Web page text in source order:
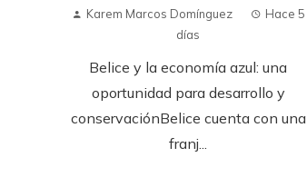
Karem Marcos Domínguez
Hace 5
días
Belice y la economía azul: una
oportunidad para desarrollo y
conservaciónBelice cuenta con una
franj...